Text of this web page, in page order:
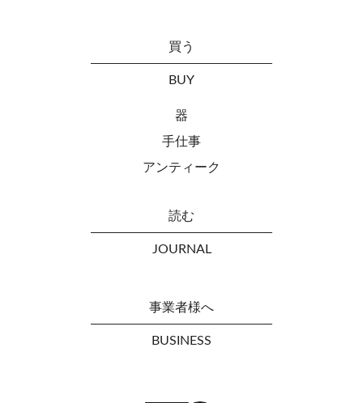
買う
BUY
器
手仕事
アンティーク
読む
JOURNAL
事業者様へ
BUSINESS